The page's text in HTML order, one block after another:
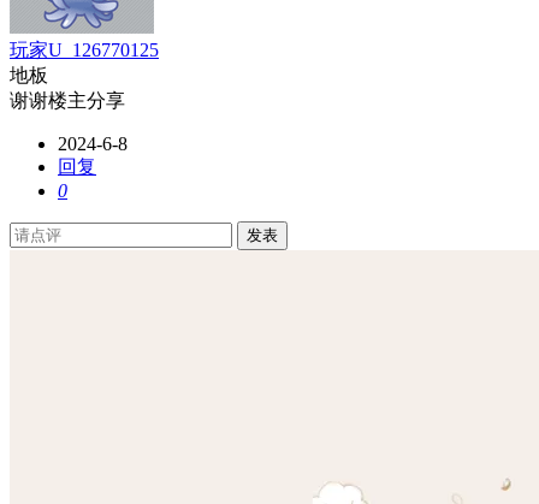
玩家U_126770125
地板
谢谢楼主分享
2024-6-8
回复
0
发表